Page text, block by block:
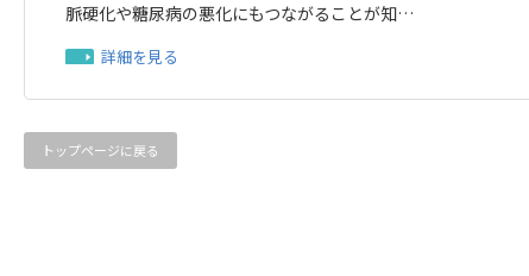
脈硬化や糖尿病の悪化にもつながることが知…
詳細を見る
トップページに戻る